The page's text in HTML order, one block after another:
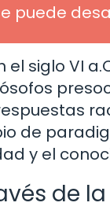
puede
siglo VI
de
y el
de la